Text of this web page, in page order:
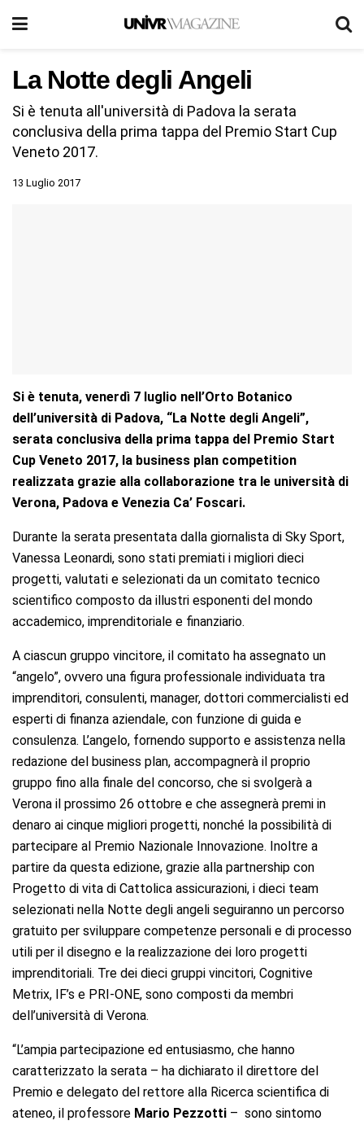
La Notte degli Angeli
Si è tenuta all'università di Padova la serata
conclusiva della prima tappa del Premio Start Cup
Veneto 2017.
13 Luglio 2017
Si è tenuta, venerdì 7 luglio nell’Orto Botanico
dell’università di Padova, “La Notte degli Angeli”,
serata conclusiva della prima tappa del Premio Start
Cup Veneto 2017, la business plan competition
realizzata grazie alla collaborazione tra le università di
Verona, Padova e Venezia Ca’ Foscari.
Durante la serata presentata dalla giornalista di Sky Sport,
Vanessa Leonardi, sono stati premiati i migliori dieci
progetti, valutati e selezionati da un comitato tecnico
scientifico composto da illustri esponenti del mondo
accademico, imprenditoriale e finanziario.
A ciascun gruppo vincitore, il comitato ha assegnato un
“angelo”, ovvero una figura professionale individuata tra
imprenditori, consulenti, manager, dottori commercialisti ed
esperti di finanza aziendale, con funzione di guida e
consulenza. L’angelo, fornendo supporto e assistenza nella
redazione del business plan, accompagnerà il proprio
gruppo fino alla finale del concorso, che si svolgerà a
Verona il prossimo 26 ottobre e che assegnerà premi in
denaro ai cinque migliori progetti, nonché la possibilità di
partecipare al Premio Nazionale Innovazione. Inoltre a
partire da questa edizione, grazie alla partnership con
Progetto di vita di Cattolica assicurazioni, i dieci team
selezionati nella Notte degli angeli seguiranno un percorso
gratuito per sviluppare competenze personali e di processo
utili per il disegno e la realizzazione dei loro progetti
imprenditoriali. Tre dei dieci gruppi vincitori, Cognitive
Metrix, IF’s e PRI-ONE, sono composti da membri
dell’università di Verona.
“L’ampia partecipazione ed entusiasmo, che hanno
caratterizzato la serata – ha dichiarato il direttore del
Premio e delegato del rettore alla Ricerca scientifica di
ateneo, il professore Mario Pezzotti – sono sintomo